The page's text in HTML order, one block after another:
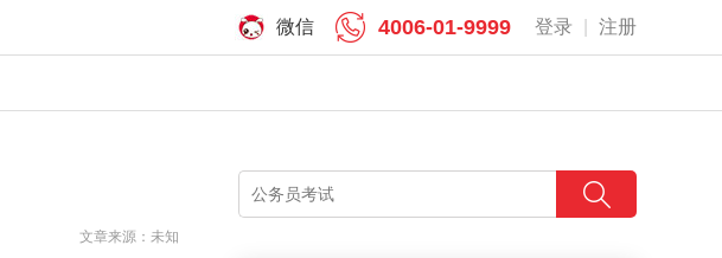
登录 注册
4006-01-9999
微信
文章来源：未知